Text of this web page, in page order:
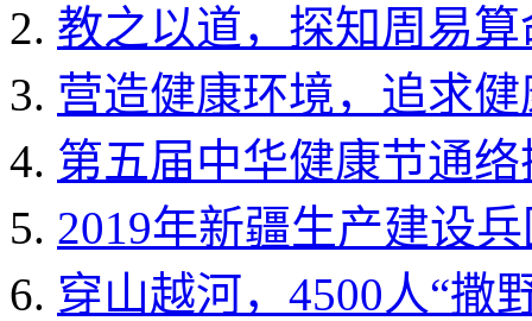
教之以道，探知周易
营造健康环境，追求
第五届中华健康节通
2019年新疆生产建设
穿山越河，4500人“撒